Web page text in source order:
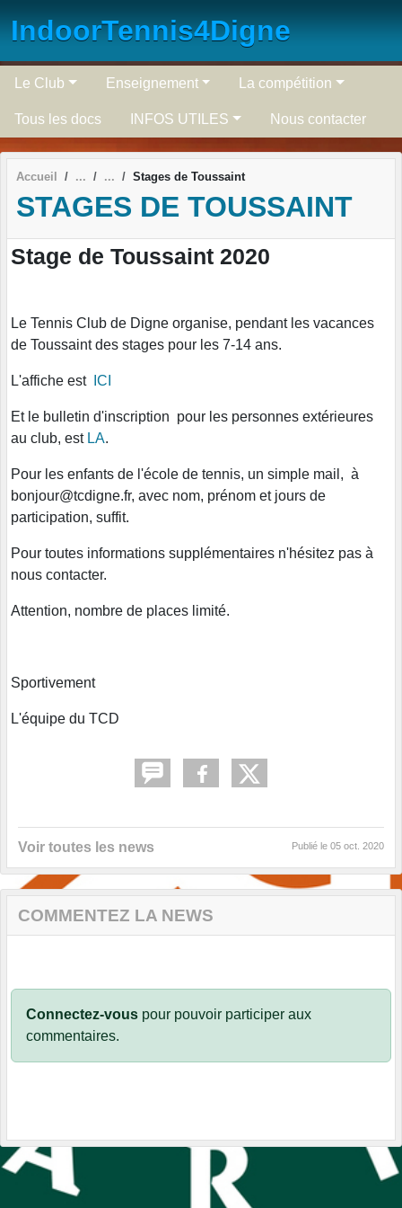
IndoorTennis4Digne
Le Club Enseignement La compétition
Tous les docs INFOS UTILES Nous contacter
Accueil Stages de Toussaint
STAGES DE TOUSSAINT
Stage de Toussaint 2020
Le Tennis Club de Digne organise, pendant les vacances
de Toussaint des stages pour les 7-14 ans.
L'affiche est ICI
Et le bulletin d'inscription pour les personnes extérieures
au club, est LA.
Pour les enfants de l'école de tennis, un simple mail, à
bonjour@tcdigne.fr, avec nom, prénom et jours de
participation, suffit.
Pour toutes informations supplémentaires n'hésitez pas à
nous contacter.
Attention, nombre de places limité.
Sportivement
L'équipe du TCD
Voir toutes les news Publié le 05 oct. 2020
COMMENTEZ LA NEWS
Connectez-vous pour pouvoir participer aux
commentaires.